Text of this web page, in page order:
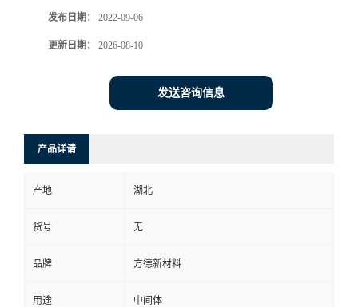
发布日期： 2022-09-06
更新日期： 2026-08-10
发送咨询信息
产品详请
产地 湖北
货号 无
品牌 方德新材料
用途 中间体